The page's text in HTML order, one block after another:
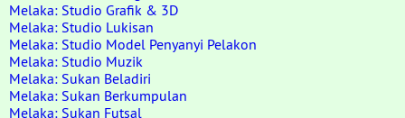
Melaka: Studio Grafik & 3D
Melaka: Studio Lukisan
Melaka: Studio Model Penyanyi Pelakon
Melaka: Studio Muzik
Melaka: Sukan Beladiri
Melaka: Sukan Berkumpulan
Melaka: Sukan Futsal